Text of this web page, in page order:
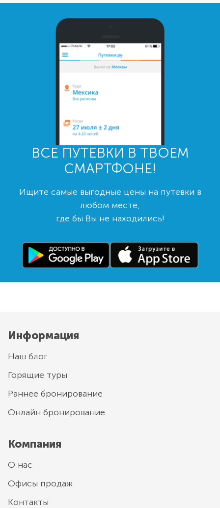
ВСЕ ПУТЕВКИ В ТВОЕМ
СМАРТФОНЕ!
Ищите самые выгодные цены на путевки в
любом месте,
где бы Вы не находились!
Информация
Наш блог
Горящие туры
Раннее бронирование
Онлайн бронирование
Компания
О нас
Офисы продаж
Контакты